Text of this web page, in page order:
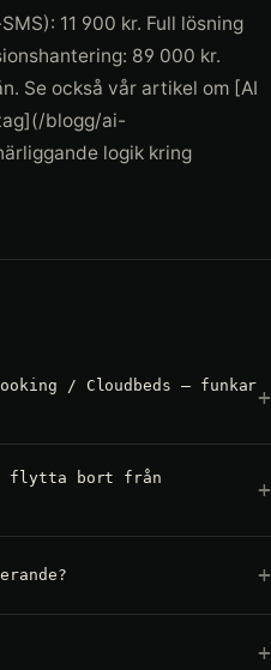
11 900 kr. Full lösning
89 000 kr.
Se också vår artikel om [AI
blogg/ai-
logik kring
/ Cloudbeds – funkar
flytta bort från